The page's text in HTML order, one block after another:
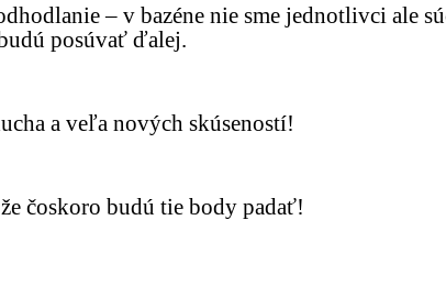
– v bazéne nie sme jednotlivci ale
posúvať ďalej.
a veľa nových skúseností!
čoskoro budú tie body padať!